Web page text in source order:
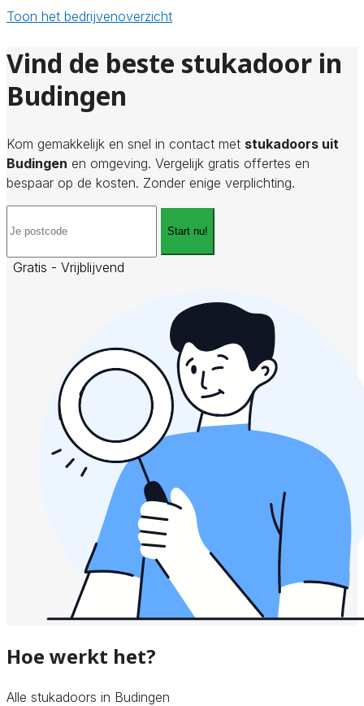
Toon het bedrijvenoverzicht
Vind de beste stukadoor in
Budingen
Kom gemakkelijk en snel in contact met stukadoors uit
Budingen en omgeving. Vergelijk gratis offertes en
bespaar op de kosten. Zonder enige verplichting.
Start nu!
Gratis - Vrijblijvend
Hoe werkt het?
Alle stukadoors in Budingen